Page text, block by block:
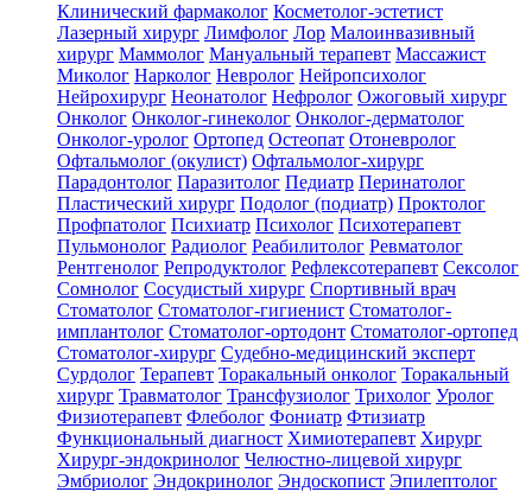
Клинический фармаколог Косметолог-эстетист
Лазерный хирург Лимфолог Лор Малоинвазивный
хирург Маммолог Мануальный терапевт Массажист
Миколог Нарколог Невролог Нейропсихолог
Нейрохирург Неонатолог Нефролог Ожоговый хирург
Онколог Онколог-гинеколог Онколог-дерматолог
Онколог-уролог Ортопед Остеопат Отоневролог
Офтальмолог (окулист) Офтальмолог-хирург
Парадонтолог Паразитолог Педиатр Перинатолог
Пластический хирург Подолог (подиатр) Проктолог
Профпатолог Психиатр Психолог Психотерапевт
Пульмонолог Радиолог Реабилитолог Ревматолог
Рентгенолог Репродуктолог Рефлексотерапевт Сексолог
Сомнолог Сосудистый хирург Спортивный врач
Стоматолог Стоматолог-гигиенист Стоматолог-
имплантолог Стоматолог-ортодонт Стоматолог-ортопед
Стоматолог-хирург Судебно-медицинский эксперт
Сурдолог Терапевт Торакальный онколог Торакальный
хирург Травматолог Трансфузиолог Трихолог Уролог
Физиотерапевт Флеболог Фониатр Фтизиатр
Функциональный диагност Химиотерапевт Хирург
Хирург-эндокринолог Челюстно-лицевой хирург
Эмбриолог Эндокринолог Эндоскопист Эпилептолог